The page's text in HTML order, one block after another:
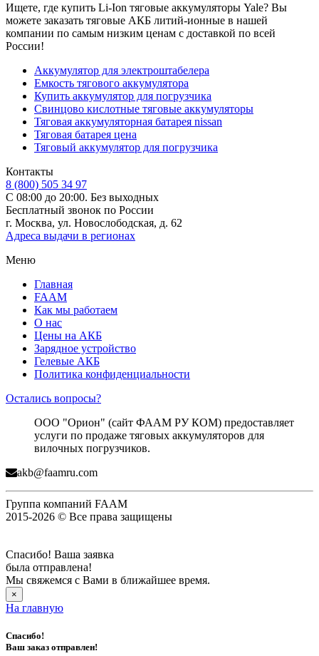
Ищете, где купить Li-Ion тяговые аккумуляторы Yale? Вы
можете заказать тяговые АКБ литий-ионные в нашей
компании по самым низким ценам с доставкой по всей
России!
Аккумулятор для электроштабелера
Емкость тягового аккумулятора
Купить аккумулятор для погрузчика
Свинцово кислотные тяговые аккумуляторы
Тяговая аккумуляторная батарея nissan
Тяговая батарея цена
Тяговый аккумулятор для погрузчика
Контакты
8 (800) 505 34 97
С 08:00 до 20:00. Без выходных
Бесплатный звонок по России
г. Москва, ул. Новослободская, д. 62
Адреса выдачи в регионах
Меню
Главная
FAAM
Как мы работаем
О нас
Цены на АКБ
Зарядное устройство
Гелевые АКБ
Политика конфиденциальности
Остались вопросы?
ООО "Орион" (сайт ФААМ РУ КОМ) предоставляет
услуги по продаже тяговых аккумуляторов для
вилочных погрузчиков.
akb@faamru.com
Группа компаний FAAM
2015-2026 © Все права защищены
Спасибо! Ваша заявка
была отправлена!
Мы свяжемся с Вами в ближайшее время.
×
На главную
Спасибо!
Ваш заказ отправлен!